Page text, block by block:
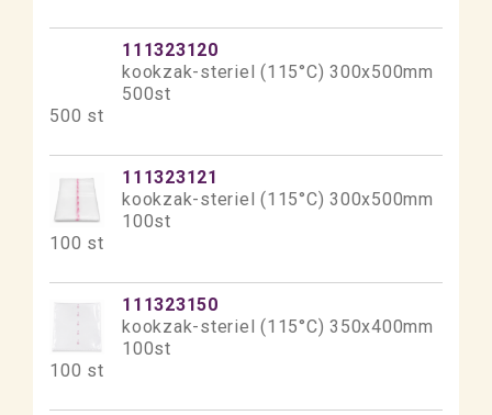
111323120
kookzak-steriel (115°C) 300x500mm
500st
500 st
111323121
kookzak-steriel (115°C) 300x500mm
100st
100 st
111323150
kookzak-steriel (115°C) 350x400mm
100st
100 st